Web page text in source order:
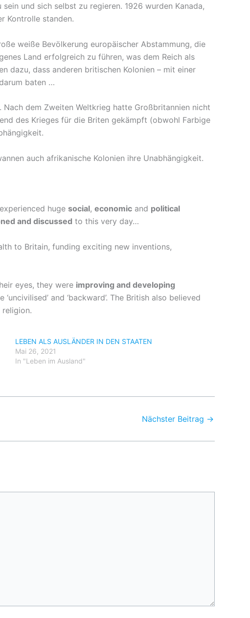
und sich selbst zu regieren. 1926 wurden Kanada,
Kontrolle standen.
weiße Bevölkerung europäischer Abstammung, die
Land erfolgreich zu führen, was dem Reich als
dazu, dass anderen britischen Kolonien – mit einer
baten …
dem Zweiten Weltkrieg hatte Großbritannien nicht
des Krieges für die Briten gekämpft (obwohl Farbige
auch afrikanische Kolonien ihre Unabhängigkeit.
huge social, economic and political
and discussed to this very day…
to Britain, funding exciting new inventions,
eyes, they were improving and developing
and ‘backward’. The British also believed
religion.
LEBEN ALS AUSLÄNDER IN DEN STAATEN
Mai 26, 2021
In "Leben im Ausland"
Nächster Beitrag →